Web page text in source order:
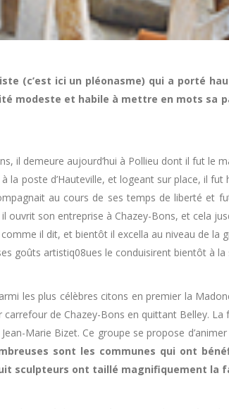
(c’est ici un pléonasme) qui a porté
modeste et habile à mettre en mots sa
il demeure aujourd’hui à Pollieu dont il fut le
la poste d’Hauteville, et logeant sur place, il
au cours de ses temps de liberté et
ouvrit son entreprise à Chazey-Bons, et cela
il dit, et bientôt il excella au niveau de la
goûts artistiq08ues le conduisirent bientôt à la
les plus célèbres citons en premier la
de Chazey-Bons en quittant Belley.
Marie Bizet. Ce groupe se propose
sont les communes qui ont
sculpteurs ont taillé magnifiquement la